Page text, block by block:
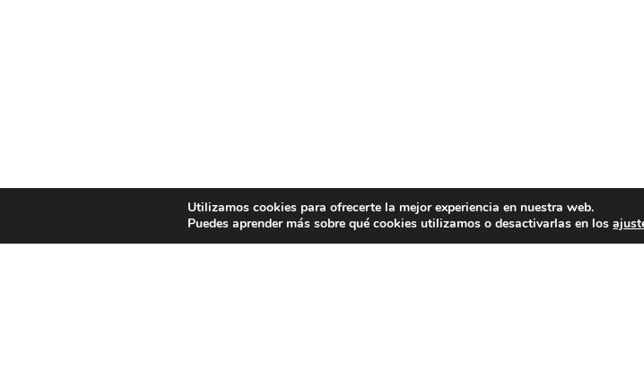
Utilizamos cookies para ofrecerte la mejor experiencia en nuestra web.
Puedes aprender más sobre qué cookies utilizamos o desactivarlas en los